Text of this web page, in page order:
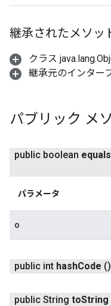
継承されたメソッ
クラス
継承元のインター
パブリック メ
public boolean equals
パラメータ
o
public int hashCode ()
public String toString